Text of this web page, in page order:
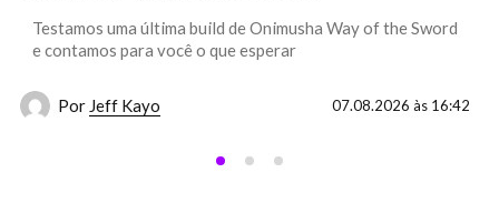
Testamos uma última build de Onimusha Way of the Sword
e contamos para você o que esperar
Por Jeff Kayo 07.08.2026 às 16:42